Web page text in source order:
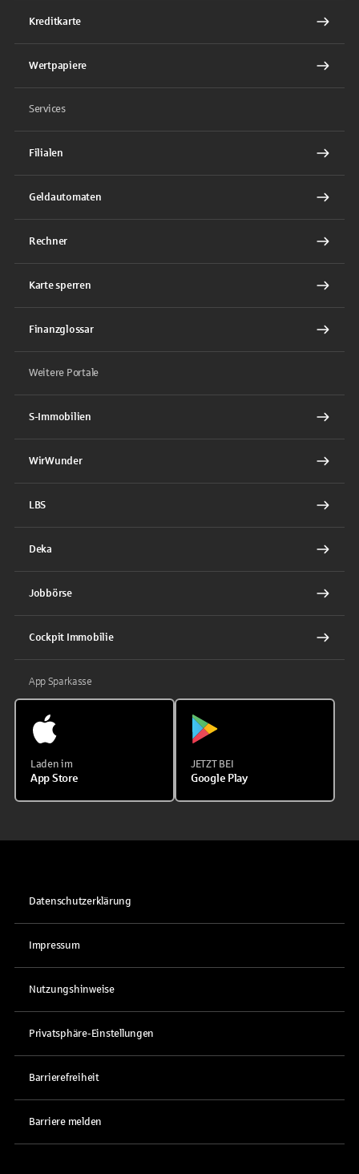
Kreditkarte
Wertpapiere
Services
Filialen
Geldautomaten
Rechner
Karte sperren
Finanzglossar
Weitere Portale
S-Immobilien
WirWunder
LBS
Deka
Jobbörse
Cockpit Immobilie
App Sparkasse
Laden im
App Store
JETZT BEI
Google Play
Datenschutzerklärung
Impressum
Nutzungshinweise
Privatsphäre-Einstellungen
Barrierefreiheit
Barriere melden